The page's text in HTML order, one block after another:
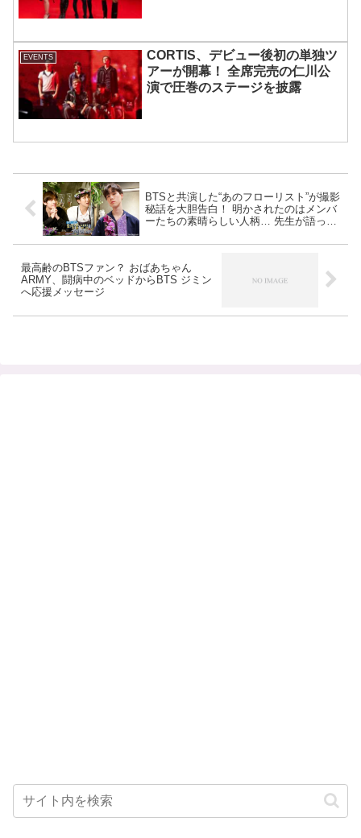
EVENTS
CORTIS、デビュー後初の単独ツ
アーが開幕！ 全席完売の仁川公
演で圧巻のステージを披露
BTSと共演した“あのフローリスト”が撮影
秘話を大胆告白！ 明かされたのはメンバ
ーたちの素晴らしい人柄… 先生が語った
の“グローバルスター”の基準を変えたメン
最高齢のBTSファン？ おばあちゃん
ARMY、闘病中のベッドからBTS ジミン
へ応援メッセージ